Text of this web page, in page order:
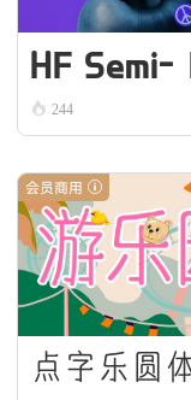
HF
und VN
244
会员商用
点字乐圆